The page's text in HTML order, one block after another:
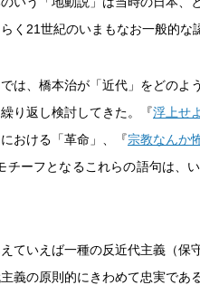
く21世紀のいまもなお一般的な
は、橋本治が「近代」をどのよ
り返し検討してきた。『浮上せ
における「革命」、『宗教なんか
チーフとなるこれらの語句は、
ていえば一種の反近代主義（保
義の原則的にきわめて忠実であ